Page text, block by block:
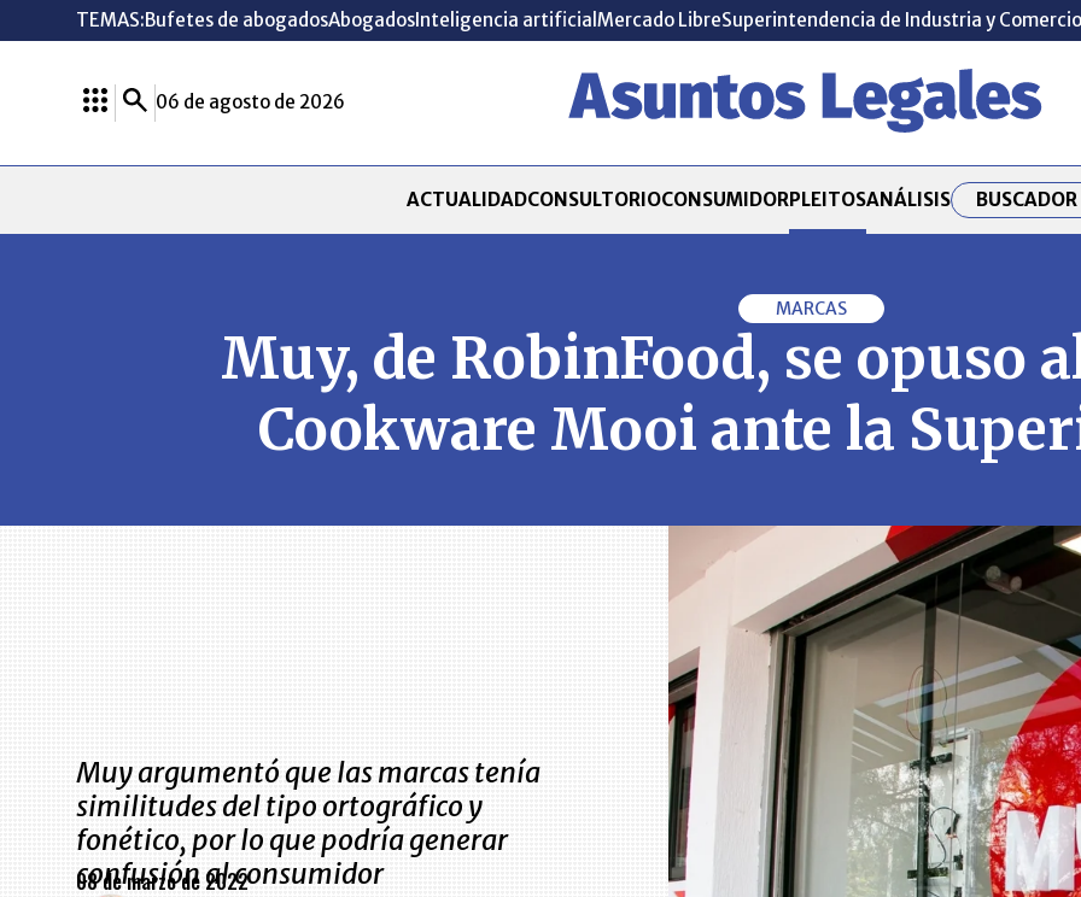
TEMAS:Bufetes de abogadosAbogadosInteligencia artificial Mercado LibreSuperintendencia de Industria y Comercio
06 de agosto de 2026
ACTUALIDADCONSULTORIOCONSUMIDORPLEITOSANÁLISIS
MARCAS
Muy, de RobinFood, se opuso
Cookware Mooi ante la
Muy argumentó que las marcas tenía
similitudes del tipo ortográfico y
fonético, por lo que podría generar
confusión al consumidor
08 de marzo de 2022